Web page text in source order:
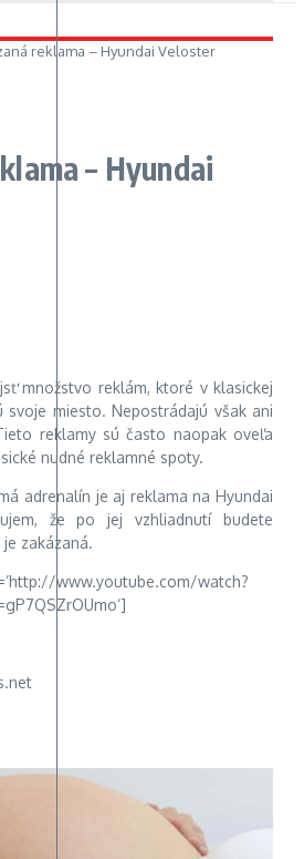
reklama – Hyundai Veloster
– Hyundai
množstvo reklám, ktoré v klasickej
svoje miesto. Nepostrádajú však ani
reklamy sú často naopak oveľa
nudné reklamné spoty.
adrenalín je aj reklama na Hyundai
že po jej vzhliadnutí budete
zakázaná.
www.youtube.com/watch?